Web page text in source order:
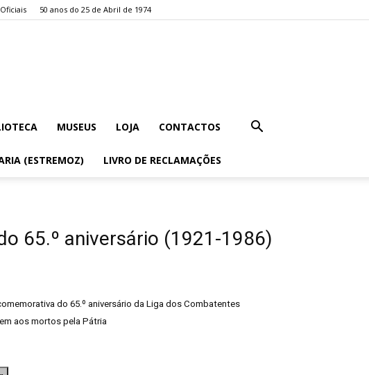
50 anos do 25 de Abril de 1974
MUSEUS LOJA CONTACTOS
(ESTREMOZ) LIVRO DE RECLAMAÇÕES
65.º aniversário (1921-1986)
do 65.º aniversário da Liga dos Combatentes
aos mortos pela Pátria